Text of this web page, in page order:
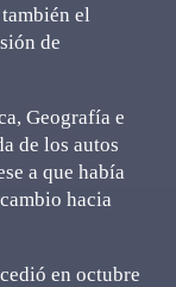
el
de
Geografía e
de los autos
a que había
hacia
en octubre